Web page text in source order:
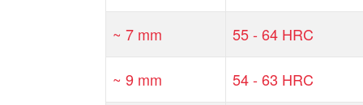
~ 7 mm 55 - 64 HRC
~ 9 mm 54 - 63 HRC